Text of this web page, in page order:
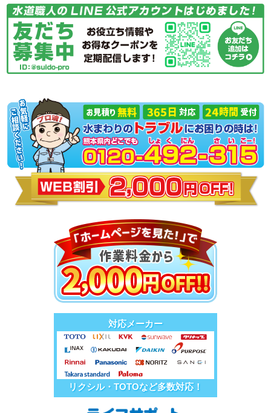
対応メーカー
リクシル・TOTOなど多数対応！